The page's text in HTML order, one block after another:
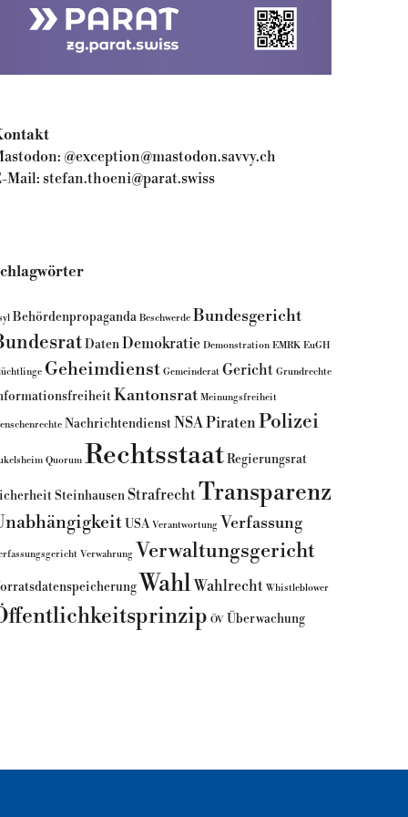
@exception@mastodon.savvy.ch
Mail: stefan.thoeni@parat.swiss
Behördenpropaganda Beschwerde Bundesgericht
DatenDemokratie Demonstration EMRK EuGH
Geheimdienst Gemeinderat Gericht Grundrechte
Kantonsrat Meinungsfreiheit
NachrichtendienstNSAPiratenPolizei
Quorum RechtsstaatRegierungsrat
SteinhausenStrafrechtTransparenz
USA Verantwortung Verfassung
Verwahrung Verwaltungsgericht
Wahl Wahlrecht Whistleblower
ÖV Überwachung